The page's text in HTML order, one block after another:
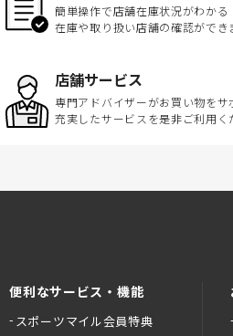
簡単操作で店舗在庫状況がわかる
在庫や取り扱い店舗の確認ができ
店舗サービス
専門アドバイザーがお買い物をサ
充実したサービスを是非ご利用く
便利なサービス・機能
スポーツマイル会員特典